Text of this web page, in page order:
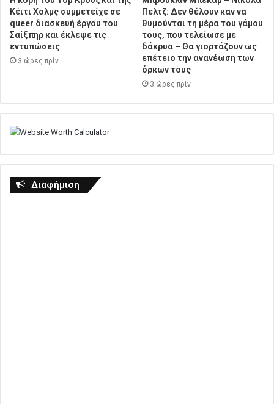
Κέιτι Χολμς συμμετείχε σε
queer διασκευή έργου του
Σαίξπηρ και έκλεψε τις
εντυπώσεις
3 ώρες πρίν
Πελτζ: Δεν θέλουν καν να
θυμούνται τη μέρα του γάμου
τους, που τελείωσε με
δάκρυα – Θα γιορτάζουν ως
επέτειο την ανανέωση των
όρκων τους
3 ώρες πρίν
Διαφήμιση